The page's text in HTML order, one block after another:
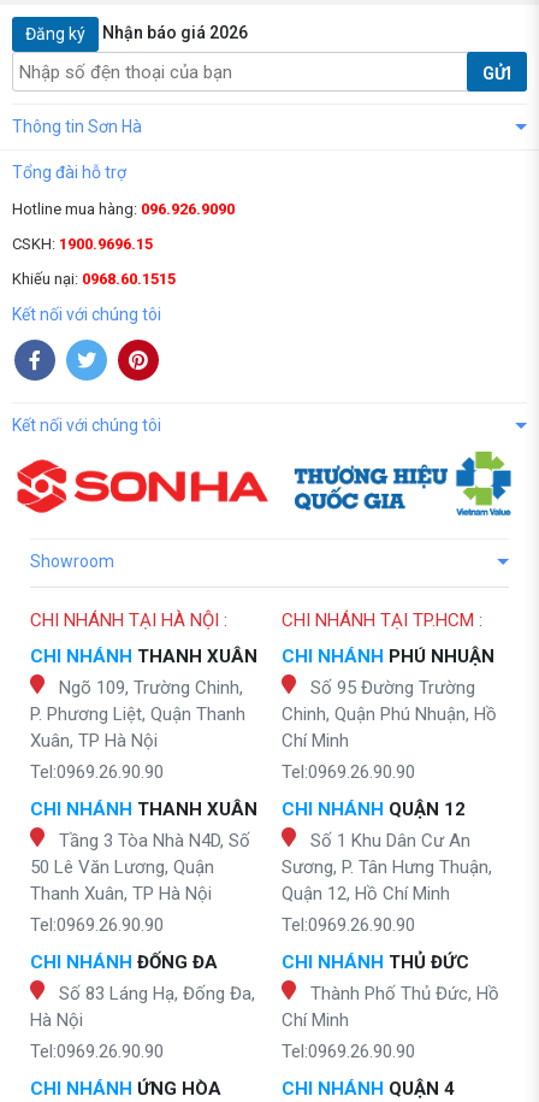
Đăng ký Nhận báo giá 2026
GỬI
Thông tin Sơn Hà
Tổng đài hỗ trợ
Hotline mua hàng: 096.926.9090
CSKH: 1900.9696.15
Khiếu nại: 0968.60.1515
Kết nối với chúng tôi
Kết nối với chúng tôi
Showroom
CHI NHÁNH TẠI HÀ NỘI :
CHI NHÁNH THANH XUÂN
Ngõ 109, Trường Chinh,
P. Phương Liệt, Quận Thanh
Xuân, TP Hà Nội
Tel:0969.26.90.90
CHI NHÁNH THANH XUÂN
Tầng 3 Tòa Nhà N4D, Số
50 Lê Văn Lương, Quận
Thanh Xuân, TP Hà Nội
Tel:0969.26.90.90
CHI NHÁNH ĐỐNG ĐA
Số 83 Láng Hạ, Đống Đa,
Hà Nội
Tel:0969.26.90.90
CHI NHÁNH ỨNG HÒA
CHI NHÁNH TẠI TP.HCM :
CHI NHÁNH PHÚ NHUẬN
Số 95 Đường Trường
Chinh, Quận Phú Nhuận, Hồ
Chí Minh
Tel:0969.26.90.90
CHI NHÁNH QUẬN 12
Số 1 Khu Dân Cư An
Sương, P. Tân Hưng Thuận,
Quận 12, Hồ Chí Minh
Tel:0969.26.90.90
CHI NHÁNH THỦ ĐỨC
Thành Phố Thủ Đức, Hồ
Chí Minh
Tel:0969.26.90.90
CHI NHÁNH QUẬN 4